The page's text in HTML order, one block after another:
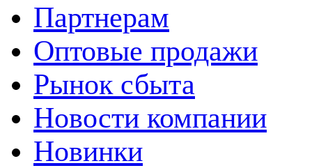
Партнерам
Оптовые продажи
Рынок сбыта
Новости компании
Новинки